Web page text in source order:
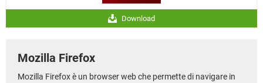
Download
Mozilla Firefox
Mozilla Firefox è un browser web che permette di navigare in